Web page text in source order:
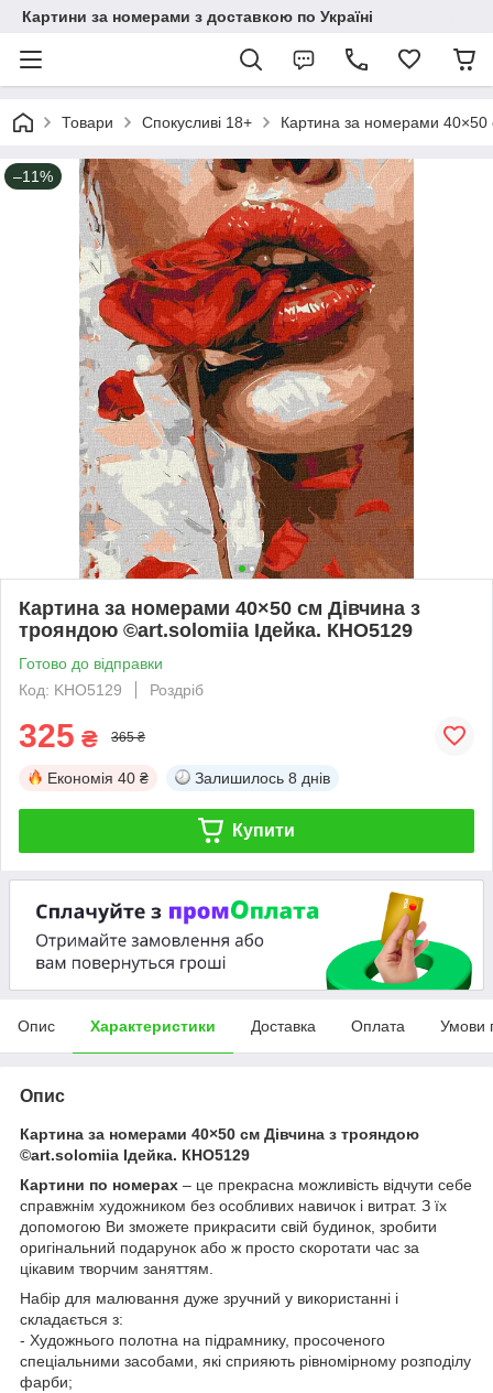
Картини за номерами з доставкою по Україні
Товари Спокусливі 18+ Картина за номерами
–11%
Картина за номерами 40×50 см Дівчина з
трояндою ©art.solomiia Ідейка. КНО5129
Готово до відправки
Код: KHO5129
Роздріб
325 ₴ 365 ₴
Економія 40 ₴ Залишилось 8 днів
Купити
Опис Характеристики Доставка Оплата Умови
Опис
Картина за номерами 40×50 см Дівчина з трояндою
©art.solomiia Ідейка. КНО5129
Картини по номерах – це прекрасна можливість відчути себе
справжнім художником без особливих навичок і витрат. З їх
допомогою Ви зможете прикрасити свій будинок, зробити
оригінальний подарунок або ж просто скоротати час за
цікавим творчим заняттям.
Набір для малювання дуже зручний у використанні і
складається з:
- Художнього полотна на підрамнику, просоченого
спеціальними засобами, які сприяють рівномірному розподілу
фарби;